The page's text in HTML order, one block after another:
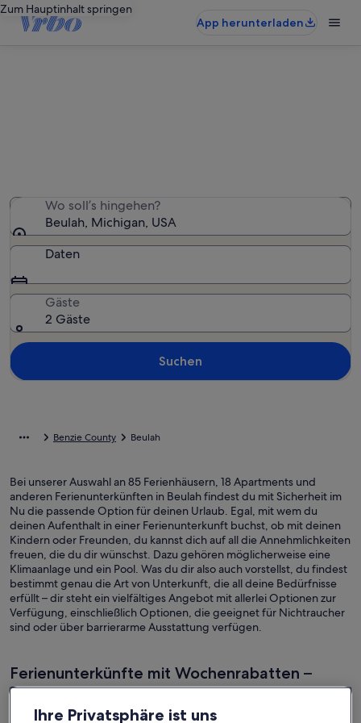
Zum Hauptinhalt springen
App herunterladen
Wo soll’s hingehen?
Beulah, Michigan, USA
Daten
Gäste
2 Gäste
Suchen
Benzie County Beulah
Bei unserer Auswahl an 85 Ferienhäusern, 18 Apartments und
anderen Ferienunterkünften in Beulah findest du mit Sicherheit im
Nu die passende Option für deinen Urlaub. Egal, mit wem du
deinen Aufenthalt in einer Ferienunterkunft buchst, ob mit deinen
Kindern oder Freunden, du kannst dich auf all die Annehmlichkeiten
freuen, die du dir wünschst. Dazu gehören möglicherweise eine
Klimaanlage und ein Pool. Was du dir also auch vorstellst, du findest
bestimmt genau die Art von Unterkunft, die all deine Bedürfnisse
erfüllt – dir steht ein vielfältiges Angebot mit allerlei Optionen zur
Verfügung, einschließlich Optionen, die geeignet für Nichtraucher
sind oder über barrierarme Ausstattung verfügen.
Ferienunterkünfte mit Wochenrabatten –
Beulah
Angebote für den Zeitraum: 6. Nov.–13. Nov.
Ihre Privatsphäre ist uns